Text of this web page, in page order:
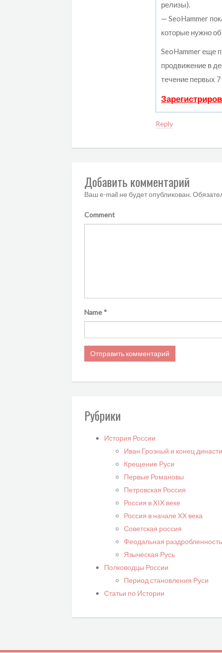
релизы).
— SeoHammer
которые нужно
SeoHammer еще
продвижение в
течение первых
Reply
Добавить комментарий
Ваш e-mail не будет опубликован.
Comment
Name *
Рубрики
История России
Иван Грозный и конец
Крещение Руси
Первые Романовы
Петровская Россия
Россия в XIX веке
Россия в начале XX века
Советская россия
Феодальная раздробленность
Языческая Русь
Полководцы России
Период становления Руси
Статьи по Истории